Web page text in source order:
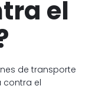
el
de transporte
contra el